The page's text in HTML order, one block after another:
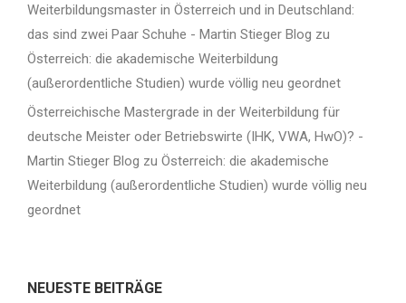
Weiterbildungsmaster in Österreich und in Deutschland:
das sind zwei Paar Schuhe - Martin Stieger Blog zu
Österreich: die akademische Weiterbildung
(außerordentliche Studien) wurde völlig neu geordnet
Österreichische Mastergrade in der Weiterbildung für
deutsche Meister oder Betriebswirte (IHK, VWA, HwO)? -
Martin Stieger Blog zu Österreich: die akademische
Weiterbildung (außerordentliche Studien) wurde völlig neu
geordnet
NEUESTE BEITRÄGE